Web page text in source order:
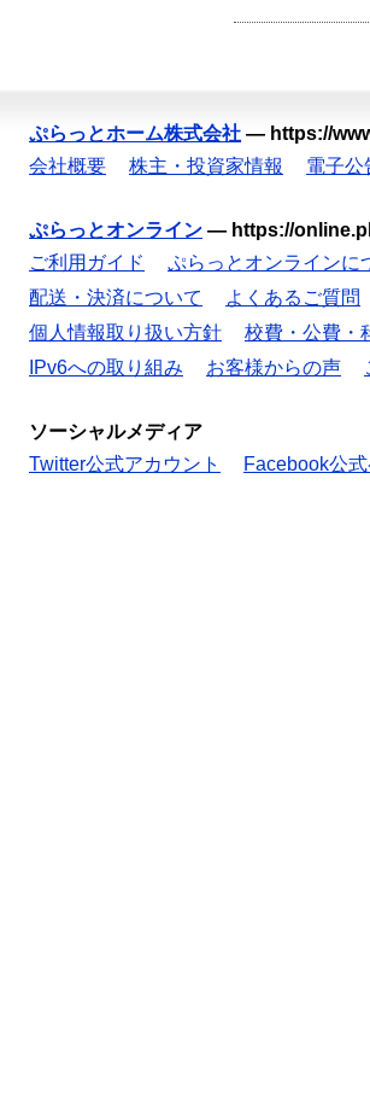
ぷらっとホーム株式会社 — https://
会社概要
株主・投資家情報 電子公
ぷらっとオンライン — https://
ご利用ガイド
ぷらっとオンラインに
配送・決済について
よくあるご質問
個人情報取り扱い方針
校費・公費・
IPv6への取り組み
お客様からの声
ソーシャルメディア
Twitter公式アカウント
Facebook公